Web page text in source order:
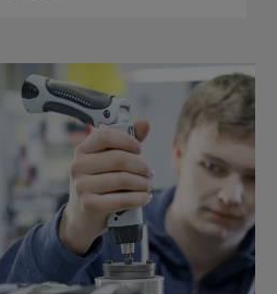
Serviços para soluções para o